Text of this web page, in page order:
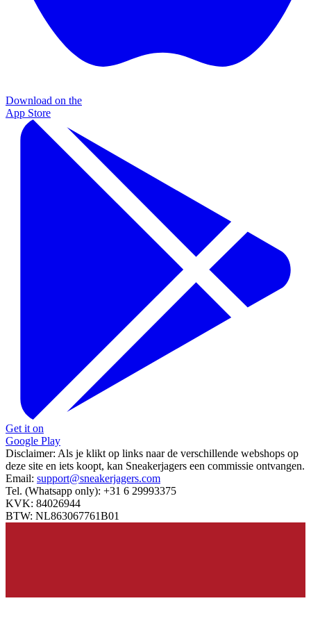
Download on the
App Store
Get it on
Google Play
Disclaimer: Als je klikt op links naar de verschillende webshops op
deze site en iets koopt, kan Sneakerjagers een commissie ontvangen.
Email: support@sneakerjagers.com
Tel. (Whatsapp only): +31 6 29993375
KVK: 84026944
BTW: NL863067761B01